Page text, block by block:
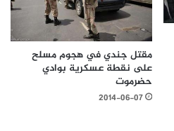
مقتل جندي في هجوم مسلح
على نقطة عسكرية بوادي
حضرموت
2014-06-07